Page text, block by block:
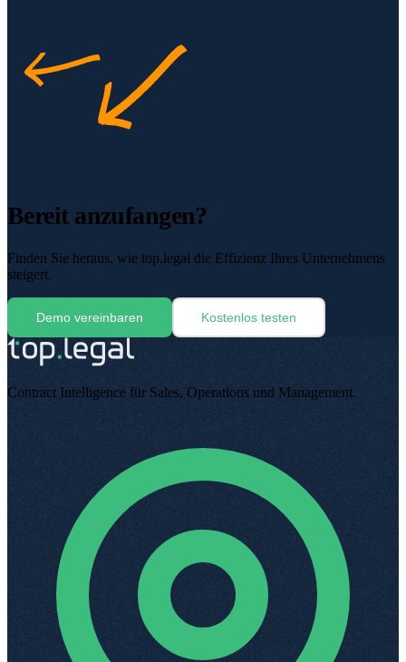
Bereit anzufangen?
Finden Sie heraus, wie top.legal die Effizienz Ihres Unternehmens
steigert.
Demo vereinbaren Kostenlos testen
Contract Intelligence für Sales, Operations und Management.